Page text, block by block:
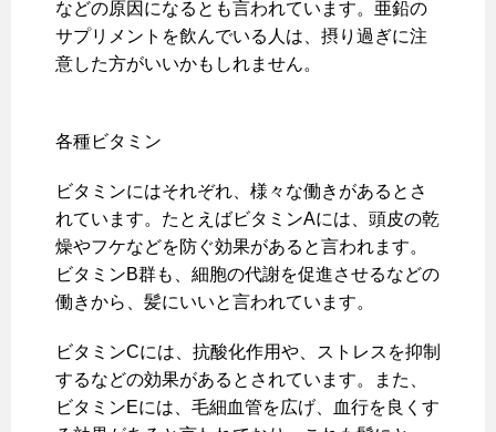
などの原因になるとも言われています。亜鉛の
サプリメントを飲んでいる人は、摂り過ぎに注
意した方がいいかもしれません。
各種ビタミン
ビタミンにはそれぞれ、様々な働きがあるとさ
れています。たとえばビタミンAには、頭皮の乾
燥やフケなどを防ぐ効果があると言われます。
ビタミンB群も、細胞の代謝を促進させるなどの
働きから、髪にいいと言われています。
ビタミンCには、抗酸化作用や、ストレスを抑制
するなどの効果があるとされています。また、
ビタミンEには、毛細血管を広げ、血行を良くす